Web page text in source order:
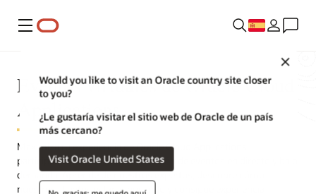
Menú
Would you like to visit an Oracle country site closer
to you?
¿Le gustaría visitar el sitio web de Oracle de un país
más cercano?
Visit Oracle United States
Eventos virtuales de Oracle Cloud
Applications
Maximiza tu experiencia de Oracle Cloud Applications
participando en una amplia selección de eventos en directo y bajo
demanda. Aprende de nuestros expertos, descubre cómo
nuestros clientes están innovando y consigue experiencia